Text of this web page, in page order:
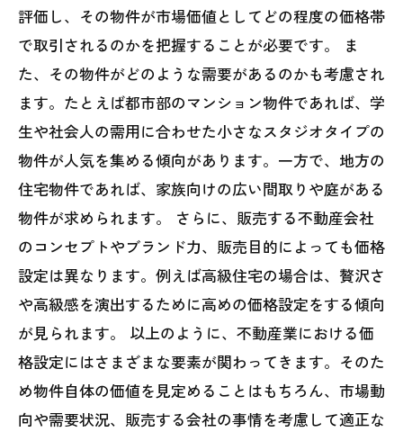
評価し、その物件が市場価値としてどの程度の価格帯
で取引されるのかを把握することが必要です。 ま
た、その物件がどのような需要があるのかも考慮され
ます。たとえば都市部のマンション物件であれば、学
生や社会人の需用に合わせた小さなスタジオタイプの
物件が人気を集める傾向があります。一方で、地方の
住宅物件であれば、家族向けの広い間取りや庭がある
物件が求められます。 さらに、販売する不動産会社
のコンセプトやブランド力、販売目的によっても価格
設定は異なります。例えば高級住宅の場合は、贅沢さ
や高級感を演出するために高めの価格設定をする傾向
が見られます。 以上のように、不動産業における価
格設定にはさまざまな要素が関わってきます。そのた
め物件自体の価値を見定めることはもちろん、市場動
向や需要状況、販売する会社の事情を考慮して適正な